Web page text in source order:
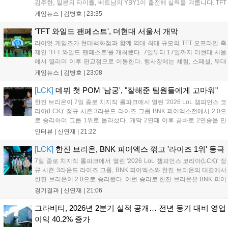
김주한, 일본의 타이틀, 베트남의 YBY1이 출전해 실력을 겨룹니다. TFT
는 소속팀 없이 개인 자격으로 참가하는 독특한 대회 구조를 가지며, 누
17일까지 이어지는 이번 행사는 신규 세트 체험과 공연 등 다양한 즐길
거리를 제공하며, 이후 현대백화점 판교점에서도 행사가 이어질 예정입
니다. 연말에는 라스베이거스 오픈이 개최됩니다....
게임뉴스 | 김병호 23:35
'TFT 와일드 팬페스트', 더현대 서울서 개막
라이엇 게임즈가 현대백화점과 함께 역대 최대 규모의 TFT 오프라인 축
제인 'TFT 와일드 팬페스트'를 개최했다. 7일부터 17일까지 더현대 서울
에서 열리며 이후 판교점으로 이동한다. 행사장에는 체험, 스페셜, 무대
존이 마련됐으며 8일 오후 2시 인비테이셔널, 15일 오후 2시 스트리머
다. 사전 예약은 조기 마감될 만큼 큰 인기를 끌고 있다....
게임뉴스 | 김병호 23:08
[LCK] 데뷔 첫 POM '남궁', "잘해준 팀원들에게 고마워"
한진 브리온이 7일 종로 치지직 롤파크에서 열린 '2026 LoL 챔피언스 코
리아(LCK)' 정규 시즌 3라운드 라이즈 그룹 BNK 피어엑스전에서 2:0으
로 승리하며 그룹 1위로 올라섰다. 개막 2연패 이후 곧바로 2연승을 만
들어내면서 이어질 4라운드에 대한 기대감을 올렸다. 다음은 이날 데뷔
인터뷰 | 신연재 21:22
[LCK] 한진 브리온, BNK 피어엑스 꺾고 '라이즈 1위' 등극
7일 종로 치지직 롤파크에서 열린 '2026 LoL 챔피언스 코리아(LCK)' 정
규 시즌 3라운드 라이즈 그룹, BNK 피어엑스와 한진 브리온의 대결에서
한진 브리온이 2:0으로 승리했다. 이번 승리로 한진 브리온은 BNK 피어
엑스를 제치고 라이즈 그룹 1위로 올라섰다. 1세트, 한진 브리온이 '로머'
경기결과 | 신연재 21:06
그라비티, 2026년 2분기 실적 공개… 전년 동기 대비 영업
이익 40.2% 증가